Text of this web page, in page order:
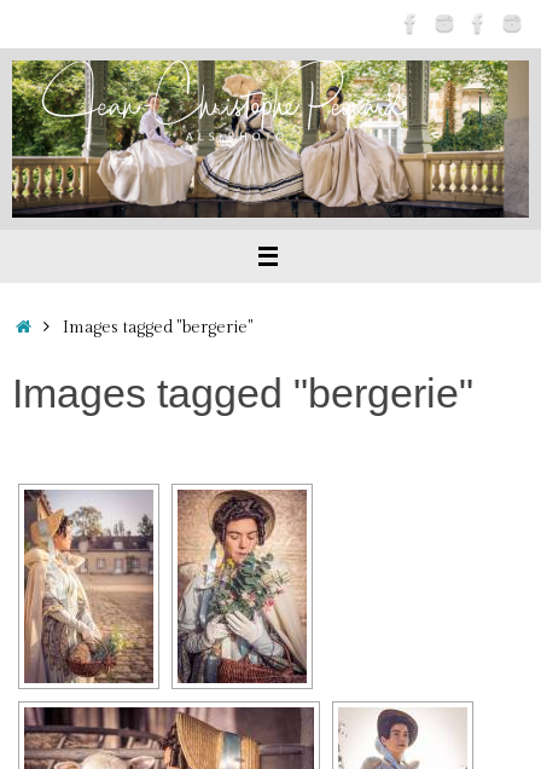
au
contenu
Accueil
Images tagged "bergerie"
Images tagged "bergerie"